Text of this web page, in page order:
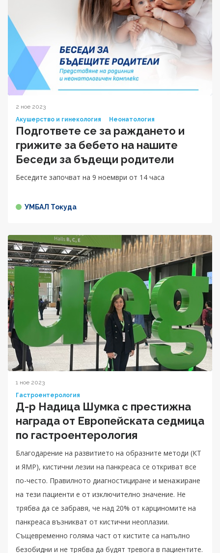
2 ное 2023
Акушерство и гинекология
Неонатология
Подгответе се за раждането и
грижите за бебето на нашите
Беседи за бъдещи родители
Беседите започват на 9 ноември от 14 часа
УМБАЛ Токуда
1 ное 2023
Гастроентерология
Д-р Надица Шумка с престижна
награда от Европейската седмица
по гастроентерология
Благодарение на развитието на образните методи (КТ
и ЯМР), кистични лезии на панкреаса се откриват все
по-често. Правилното диагностициране и менажиране
на тези пациенти е от изключително значение. Не
трябва да се забравя, че над 20% от карциномите на
панкреаса възникват от кистични неоплазии.
Същевременно голяма част от кистите са напълно
безобидни и не трябва да будят тревога в пациентите.